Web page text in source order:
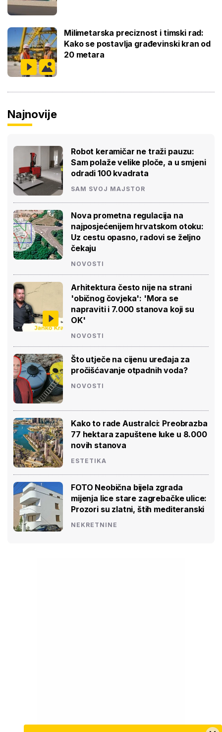
Milimetarska preciznost i timski rad:
Kako se postavlja građevinski kran od
20 metara
Najnovije
Robot keramičar ne traži pauzu:
Sam polaže velike ploče, a u smjeni
odradi 100 kvadrata
SAM SVOJ MAJSTOR
Nova prometna regulacija na
najposjećenijem hrvatskom otoku:
Uz cestu opasno, radovi se željno
čekaju
NOVOSTI
Arhitektura često nije na strani
'običnog čovjeka': 'Mora se
napraviti i 7.000 stanova koji su
OK'
NOVOSTI
Što utječe na cijenu uređaja za
pročišćavanje otpadnih voda?
NOVOSTI
Kako to rade Australci: Preobrazba
77 hektara zapuštene luke u 8.000
novih stanova
ESTETIKA
FOTO Neobična bijela zgrada
mijenja lice stare zagrebačke ulice:
Prozori su zlatni, štih mediteranski
NEKRETNINE